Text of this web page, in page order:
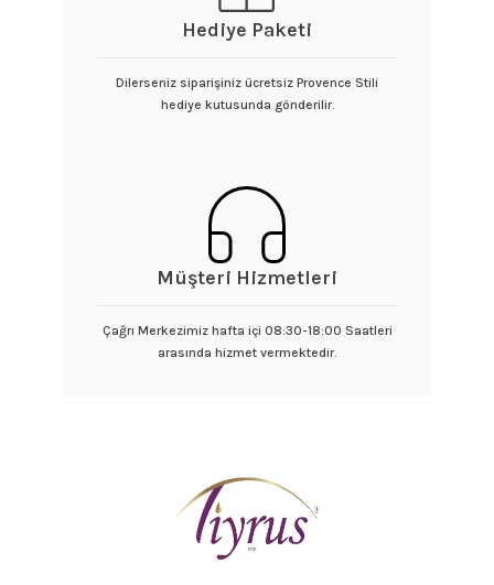
Hediye Paketi
Dilerseniz siparişiniz ücretsiz Provence Stili
hediye kutusunda gönderilir.
Müşteri Hizmetleri
Çağrı Merkezimiz hafta içi 08:30-18:00 Saatleri
arasında hizmet vermektedir.